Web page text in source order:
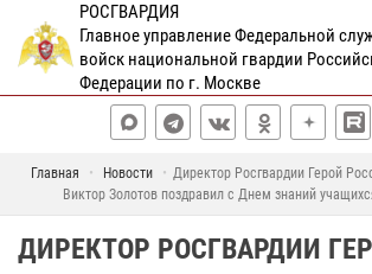
РОСГВАРДИЯ
Главное управление Федеральной
войск национальной гвардии
Федерации по г. Москве
Главная Новости
Директор Росгвардии Герой
Виктор Золотов поздравил с Днем знаний
ДИРЕКТОР РОСГВАРДИИ